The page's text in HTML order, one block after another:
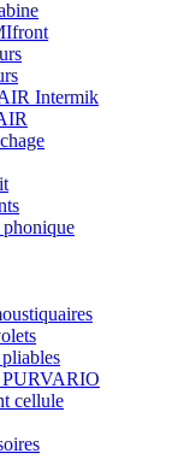
Intermik
PURVARIO
cellule